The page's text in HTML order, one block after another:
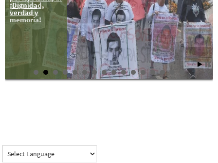
¡Dignidad,
verdad y
memoria!
Nieto en
Londres